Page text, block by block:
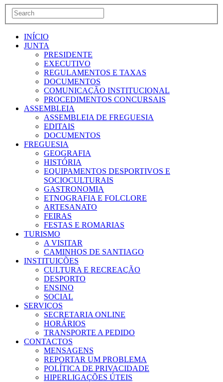
INÍCIO
JUNTA
PRESIDENTE
EXECUTIVO
REGULAMENTOS E TAXAS
DOCUMENTOS
COMUNICAÇÃO INSTITUCIONAL
PROCEDIMENTOS CONCURSAIS
ASSEMBLEIA
ASSEMBLEIA DE FREGUESIA
EDITAIS
DOCUMENTOS
FREGUESIA
GEOGRAFIA
HISTÓRIA
EQUIPAMENTOS DESPORTIVOS E
SOCIOCULTURAIS
GASTRONOMIA
ETNOGRAFIA E FOLCLORE
ARTESANATO
FEIRAS
FESTAS E ROMARIAS
TURISMO
A VISITAR
CAMINHOS DE SANTIAGO
INSTITUIÇÕES
CULTURA E RECREAÇÃO
DESPORTO
ENSINO
SOCIAL
SERVIÇOS
SECRETARIA ONLINE
HORÁRIOS
TRANSPORTE A PEDIDO
CONTACTOS
MENSAGENS
REPORTAR UM PROBLEMA
POLÍTICA DE PRIVACIDADE
HIPERLIGAÇÕES ÚTEIS